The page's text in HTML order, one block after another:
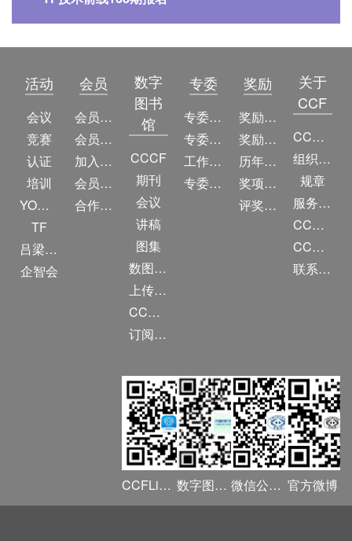
活动
会议
竞赛
认证
培训
YOCSEF
TF
吕梁振兴
企智会
会员
会员简介
会员权益
加入CCF
会员交费
合作伙伴
数字
图书
馆
CCCF
期刊
会议
讲稿
图集
数图编审委员会
上传/发布作品
CCF DL Focus
订阅《计算》
专委
专委简介
专委条例
工作问答
专委名单
奖励
奖励动态
奖励目录
历年获奖名单
奖项推荐
评奖条例
关于
CCF
CCF简介
组织机构
规章
服务项目
CCF大事记
CCF创建60周年
联系我们
CCFLink APP 数字图书馆 微信公众号 官方微博